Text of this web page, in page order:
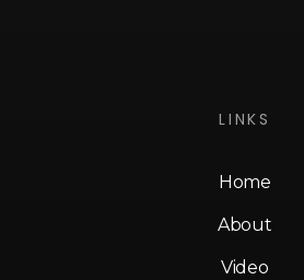
LINKS
Home
About
Video